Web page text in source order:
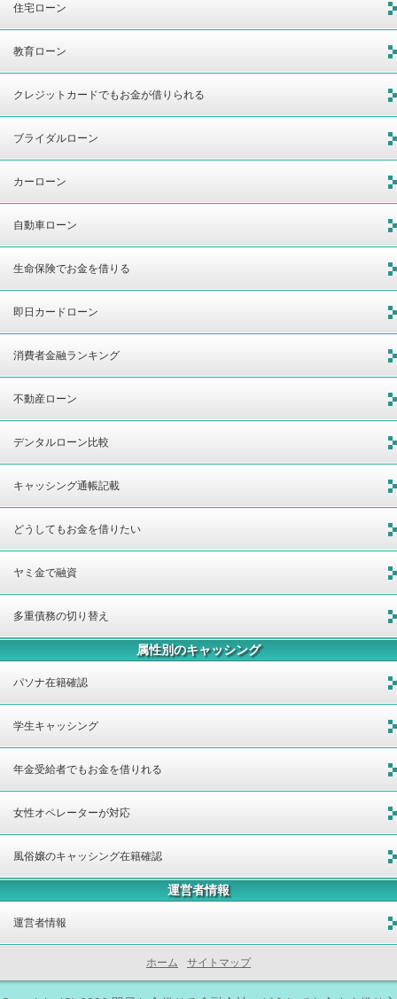
住宅ローン
教育ローン
クレジットカードでもお金が借りられる
ブライダルローン
カーローン
自動車ローン
生命保険でお金を借りる
即日カードローン
消費者金融ランキング
不動産ローン
デンタルローン比較
キャッシング通帳記載
どうしてもお金を借りたい
ヤミ金で融資
多重債務の切り替え
属性別のキャッシング
パソナ在籍確認
学生キャッシング
年金受給者でもお金を借りれる
女性オペレーターが対応
風俗嬢のキャッシング在籍確認
運営者情報
運営者情報
ホーム サイトマップ